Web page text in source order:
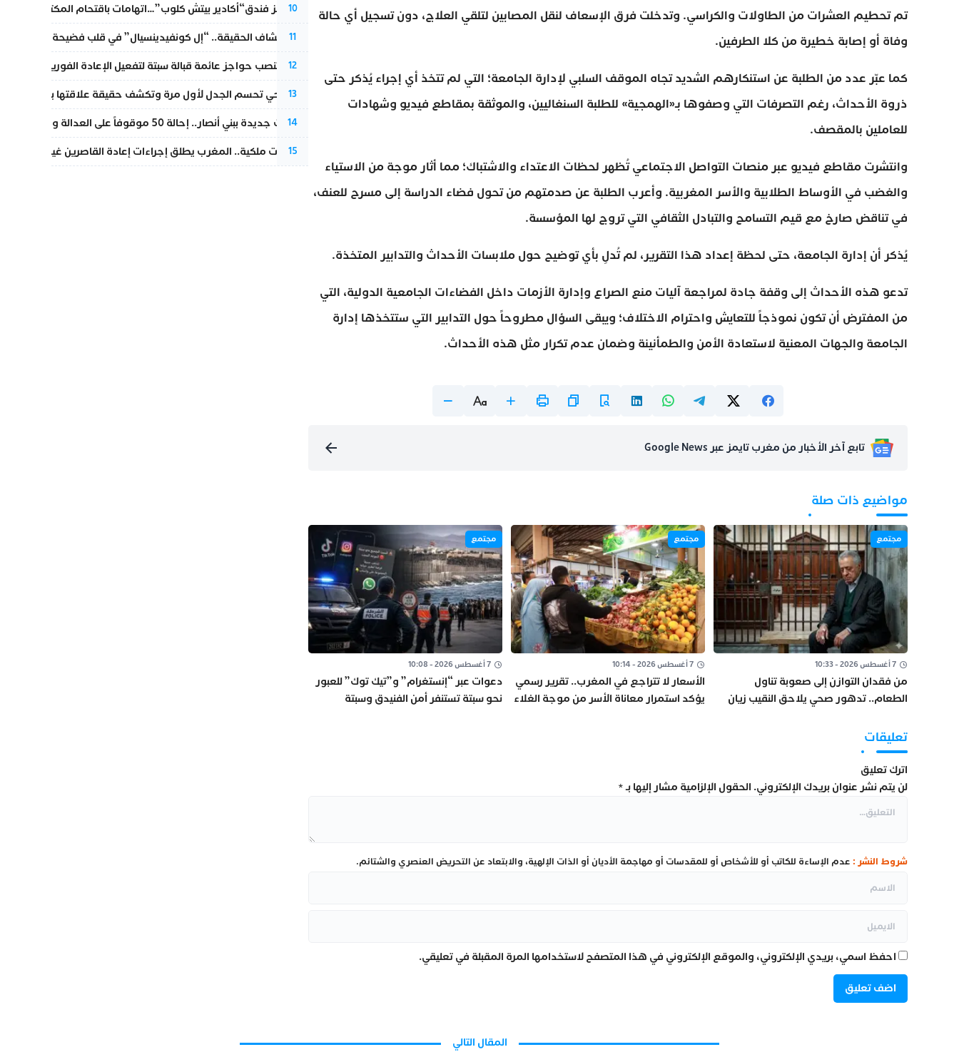
تم تحطيم العشرات من الطاولات والكراسي. وتدخلت فرق الإسعاف لنقل المصابين لتلقي العلاج، دون تسجيل أي حالة
وفاة أو إصابة خطيرة من كلا الطرفين.
كما عبّر عدد من الطلبة عن استنكارهم الشديد تجاه الموقف السلبي لإدارة الجامعة؛ التي لم تتخذ أي إجراء يُذكر حتى
ذروة الأحداث، رغم التصرفات التي وصفوها بـ«الهمجية» للطلبة السنغاليين، والموثقة بمقاطع فيديو وشهادات
للعاملين بالمقصف.
وانتشرت مقاطع فيديو عبر منصات التواصل الاجتماعي تُظهر لحظات الاعتداء والاشتباك؛ مما أثار موجة من الاستياء
والغضب في الأوساط الطلابية والأسر المغربية. وأعرب الطلبة عن صدمتهم من تحول فضاء الدراسة إلى مسرح للعنف،
في تناقض صارخ مع قيم التسامح والتبادل الثقافي التي تروج لها المؤسسة.
يُذكر أن إدارة الجامعة، حتى لحظة إعداد هذا التقرير، لم تُدلِ بأي توضيح حول ملابسات الأحداث والتدابير المتخذة.
تدعو هذه الأحداث إلى وقفة جادة لمراجعة آليات منع الصراع وإدارة الأزمات داخل الفضاءات الجامعية الدولية، التي
من المفترض أن تكون نموذجاً للتعايش واحترام الاختلاف؛ ويبقى السؤال مطروحاً حول التدابير التي ستتخذها إدارة
الجامعة والجهات المعنية لاستعادة الأمن والطمأنينة وضمان عدم تكرار مثل هذه الأحداث.
تابع آخر الأخبار من مغرب تايمز عبر Google News
مواضيع ذات صلة
مجتمع
7 أغسطس 2026 - 10:33
من فقدان التوازن إلى صعوبة تناول
الطعام.. تدهور صحي يلاحق النقيب زيان
مجتمع
7 أغسطس 2026 - 10:14
الأسعار لا تتراجع في المغرب.. تقرير رسمي
يؤكد استمرار معاناة الأسر من موجة الغلاء
مجتمع
7 أغسطس 2026 - 10:08
دعوات عبر “إنستغرام” و”تيك توك” للعبور
نحو سبتة تستنفر أمن الفنيدق وسبتة
تعليقات
اترك تعليق
لن يتم نشر عنوان بريدك الإلكتروني. الحقول الإلزامية مشار إليها بـ*
شروط النشر : عدم الإساءة للكاتب أو للأشخاص أو للمقدسات أو مهاجمة الأديان أو الذات الإلهية، والابتعاد عن التحريض العنصري والشتائم.
احفظ اسمي، بريدي الإلكتروني، والموقع الإلكتروني في هذا المتصفح لاستخدامها المرة المقبلة في تعليقي.
10
أزمة تهز فندق“أكادير بيتش كلوب”…اتهامات باقتحام المكتب النقابي
11
بعد انكشاف الحقيقة.. “إل كونفيدينسيال” في قلب فضيحة صورة
12
إسبانيا تنصب حواجز عائمة قبالة سبتة لتفعيل الإعادة الفورية
13
نورا فتحي تحسم الجدل لأول مرة وتكشف حقيقة علاقتها بياسين بونو
14
تطورات جديدة ببني أنصار.. إحالة 50 موقوفاً على العدالة ومتابعات بتهم ثقيلة
15
بتعليمات ملكية.. المغرب يطلق إجراءات إعادة القاصرين غير
المقال التالي